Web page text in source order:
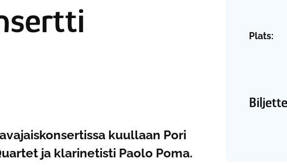
kuullaan Pori
ja klarinetisti Paolo Poma.
Plats: